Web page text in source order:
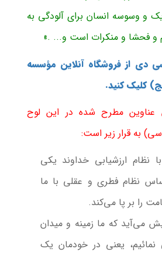
و وسوسه انسان برای آلودگی به
و فحشا و منکرات است و... .»
دی از فروشگاه آنلاین مؤسسه
کلیک کنید.
عناوین مطرح شده در این لوح
به قرار زیر است:
نظام ارزشیابی خداوند یكی
نظام فطری و عقلی با ما
را بر پا می‌كند.
می‌آید كه ما زمینه و میدان
نمائیم، یعنی در خودمان یك